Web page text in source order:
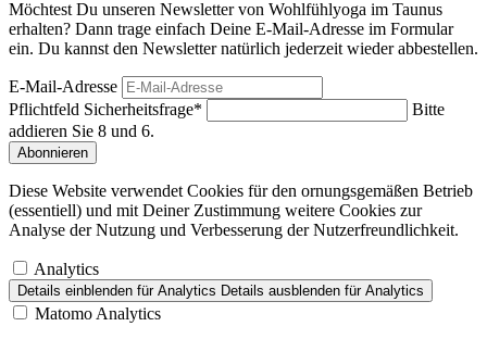
Möchtest Du unseren Newsletter von Wohlfühlyoga im Taunus
erhalten? Dann trage einfach Deine E-Mail-Adresse im Formular
ein. Du kannst den Newsletter natürlich jederzeit wieder abbestellen.
E-Mail-Adresse
Pflichtfeld Sicherheitsfrage*
Bitte
addieren Sie 8 und 6.
Abonnieren
Diese Website verwendet Cookies für den ornungsgemäßen Betrieb
(essentiell) und mit Deiner Zustimmung weitere Cookies zur
Analyse der Nutzung und Verbesserung der Nutzerfreundlichkeit.
Analytics
Details einblenden für Analytics Details ausblenden für Analytics
Matomo Analytics